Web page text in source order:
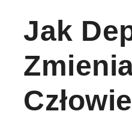
Jak